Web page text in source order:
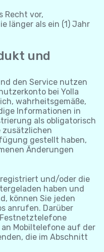
Recht vor,
länger als ein (1) Jahr
und
den Service nutzen
bei Yolla
wahrheitsgemäße,
Informationen in
als obligatorisch
zusätzlichen
gestellt haben,
Änderungen
und/oder die
haben und
können Sie jeden
anrufen. Darüber
Mobiltelefone auf der
die im Abschnitt